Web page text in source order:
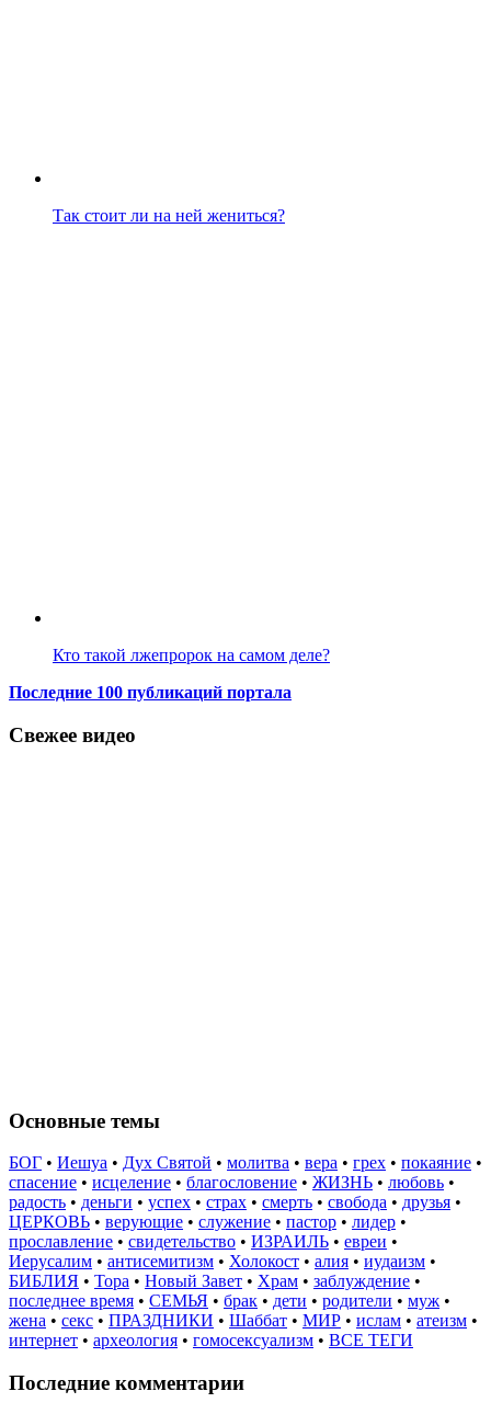
Так стоит ли на ней жениться?
Кто такой лжепророк на самом деле?
Последние 100 публикаций портала
Свежее видео
Основные темы
БОГ • Иешуа • Дух Святой • молитва • вера • грех • покаяние •
спасение • исцеление • благословение • ЖИЗНЬ • любовь •
радость • деньги • успех • страх • смерть • свобода • друзья •
ЦЕРКОВЬ • верующие • служение • пастор • лидер •
прославление • свидетельство • ИЗРАИЛЬ • евреи •
Иерусалим • антисемитизм • Холокост • алия • иудаизм •
БИБЛИЯ • Тора • Новый Завет • Храм • заблуждение •
последнее время • СЕМЬЯ • брак • дети • родители • муж •
жена • секс • ПРАЗДНИКИ • Шаббат • МИР • ислам • атеизм •
интернет • археология • гомосексуализм • ВСЕ ТЕГИ
Последние комментарии